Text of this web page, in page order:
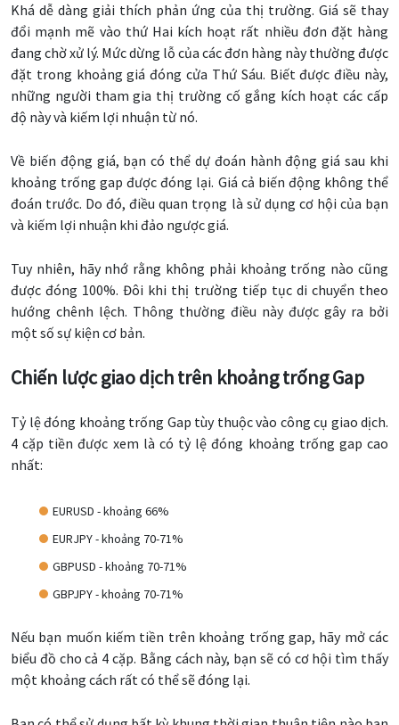
Khá dễ dàng giải thích phản ứng của thị trường. Giá sẽ thay
đổi mạnh mẽ vào thứ Hai kích hoạt rất nhiều đơn đặt hàng
đang chờ xử lý. Mức dừng lỗ của các đơn hàng này thường được
đặt trong khoảng giá đóng cửa Thứ Sáu. Biết được điều này,
những người tham gia thị trường cố gắng kích hoạt các cấp
độ này và kiếm lợi nhuận từ nó.
Về biến động giá, bạn có thể dự đoán hành động giá sau khi
khoảng trống gap được đóng lại. Giá cả biến động không thể
đoán trước. Do đó, điều quan trọng là sử dụng cơ hội của bạn
và kiếm lợi nhuận khi đảo ngược giá.
Tuy nhiên, hãy nhớ rằng không phải khoảng trống nào cũng
được đóng 100%. Đôi khi thị trường tiếp tục di chuyển theo
hướng chênh lệch. Thông thường điều này được gây ra bởi
một số sự kiện cơ bản.
Chiến lược giao dịch trên khoảng trống Gap
Tỷ lệ đóng khoảng trống Gap tùy thuộc vào công cụ giao dịch.
4 cặp tiền được xem là có tỷ lệ đóng khoảng trống gap cao
nhất:
EURUSD - khoảng 66%
EURJPY - khoảng 70-71%
GBPUSD - khoảng 70-71%
GBPJPY - khoảng 70-71%
Nếu bạn muốn kiếm tiền trên khoảng trống gap, hãy mở các
biểu đồ cho cả 4 cặp. Bằng cách này, bạn sẽ có cơ hội tìm thấy
một khoảng cách rất có thể sẽ đóng lại.